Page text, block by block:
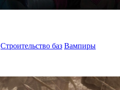
Строительство баз Вампиры